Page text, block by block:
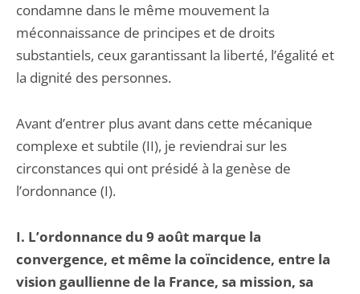
condamne dans le même mouvement la
méconnaissance de principes et de droits
substantiels, ceux garantissant la liberté, l’égalité et
la dignité des personnes.
Avant d’entrer plus avant dans cette mécanique
complexe et subtile (II), je reviendrai sur les
circonstances qui ont présidé à la genèse de
l’ordonnance (I).
I. L’ordonnance du 9 août marque la
convergence, et même la coïncidence, entre la
vision gaullienne de la France, sa mission, sa